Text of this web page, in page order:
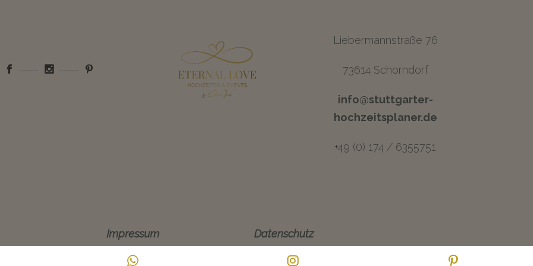
Liebermannstraße 76
73614 Schorndorf
info@stuttgarter-
hochzeitsplaner.de
+49 (0) 174 / 6355751
Impressum Datenschutz